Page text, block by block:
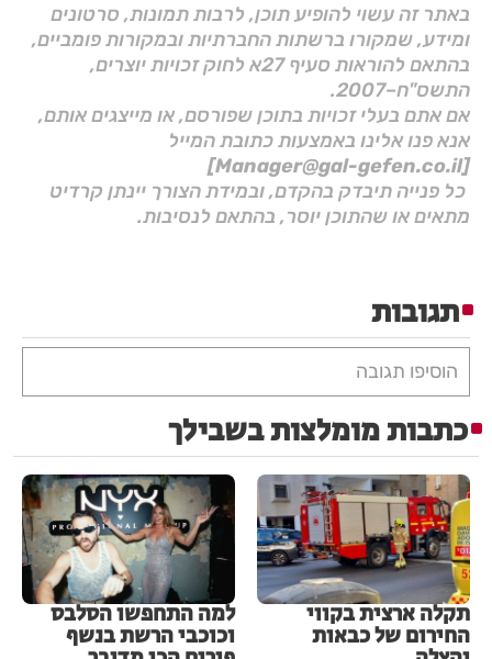
באתר זה עשוי להופיע תוכן, לרבות תמונות, סרטונים
ומידע, שמקורו ברשתות החברתיות ובמקורות פומביים,
בהתאם להוראות סעיף 27א לחוק זכויות יוצרים,
התשס"ח–2007.
אם אתם בעלי זכויות בתוכן שפורסם, או מייצגים אותם,
אנא פנו אלינו באמצעות כתובת המייל
[Manager@gal-gefen.co.il]
כל פנייה תיבדק בהקדם, ובמידת הצורך יינתן קרדיט
מתאים או שהתוכן יוסר, בהתאם לנסיבות.
תגובות
הוסיפו תגובה
כתבות מומלצות בשבילך
תקלה ארצית בקווי
החירום של כבאות
למה התחפשו הסלבס
וכוכבי הרשת בנשף